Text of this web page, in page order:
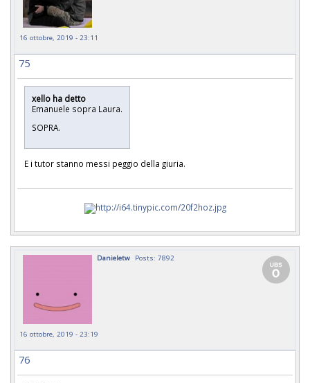
16 ottobre, 2019 - 23:11
75
xello ha detto
Emanuele sopra Laura.
SOPRA.
E i tutor stanno messi peggio della giuria.
Danieletw Posts: 7892
16 ottobre, 2019 - 23:19
76